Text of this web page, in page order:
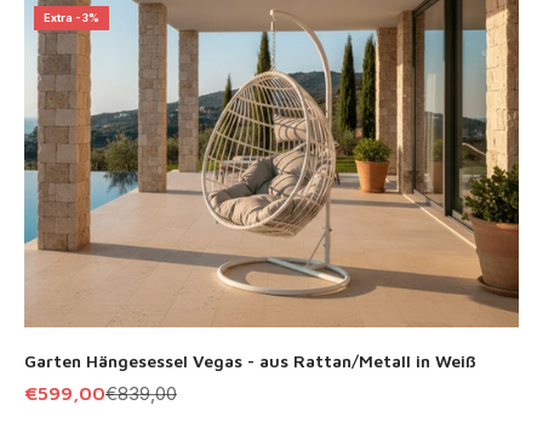
Extra -3%
Garten Hängesessel Vegas - aus Rattan/Metall in Weiß
Angebot
€599,00Regulärer Preis
€839,00